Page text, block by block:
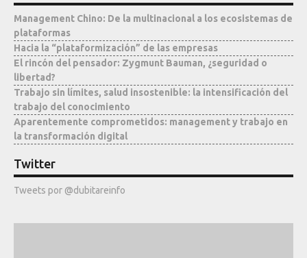
Management Chino: De la multinacional a los ecosistemas de
plataformas
Hacia la “plataformización” de las empresas
El rincón del pensador: Zygmunt Bauman, ¿seguridad o
libertad?
Trabajo sin límites, salud insostenible: la intensificación del
trabajo del conocimiento
Aparentemente comprometidos: management y trabajo en
la transformación digital
Twitter
Tweets por @dubitareinfo